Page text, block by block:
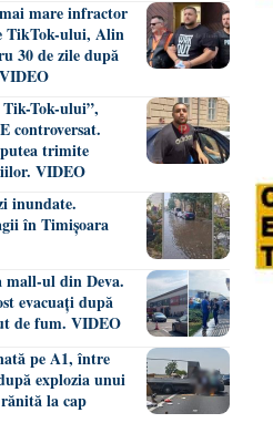
mare infractor
TikTok-ului, Alin
30 de zile după
Tok-ului”,
controversat.
trimite
VIDEO
inundate.
în Timișoara
mall-ul din Deva.
evacuați după
de fum. VIDEO
pe A1, între
explozia unui
la cap